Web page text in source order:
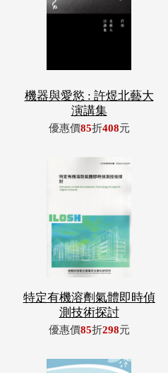
機器與愛慾 : 許煜北藝大
演講集
優惠價85折408元
特定有機溶劑氣體即時偵
測技術探討
優惠價85折298元